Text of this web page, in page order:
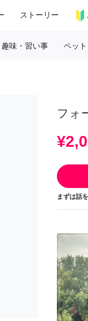
ストーリー
趣味・習い事 ペット
フォ
まずは話
arrow_back_ios